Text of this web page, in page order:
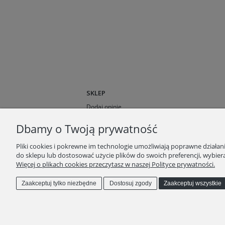
SKLEP
Dodaj opinie
Opinie klientów
Blog
Dbamy o Twoją prywatność
Pliki cookies i pokrewne im technologie umożliwiają poprawne
do sklepu lub dostosować użycie plików do swoich preferencji,
Więcej o plikach cookies przeczytasz w naszej Polityce prywatności.
Zaakceptuj tylko niezbędne Dostosuj zgody Zaakceptuj wszystkie